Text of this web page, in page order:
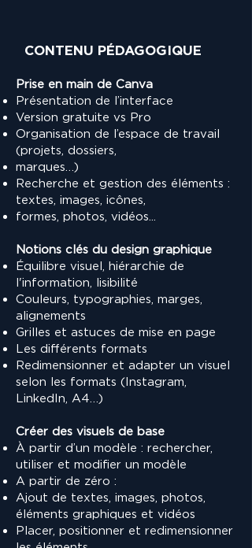
CONTENU PÉDAGOGIQUE
Prise en main de Canva
Présentation de l’interface
Version gratuite vs Pro
Organisation de l’espace de travail
(projets, dossiers,
marques…)
Recherche et gestion des éléments :
textes, images, icônes,
formes, photos, vidéos...
Notions clés du design graphique
Équilibre visuel, hiérarchie de
l'information, lisibilité
Couleurs, typographies, marges,
alignements
Grilles et astuces de mise en page
Les différents formats
Redimensionner et adapter un visuel
selon les formats (Instagram,
LinkedIn, A4…)
Créer des visuels de base
À partir d’un modèle : rechercher,
utiliser et modifier un modèle
A partir de zéro :
Ajout de textes, images, photos,
éléments graphiques et vidéos
Placer, positionner et redimensionner